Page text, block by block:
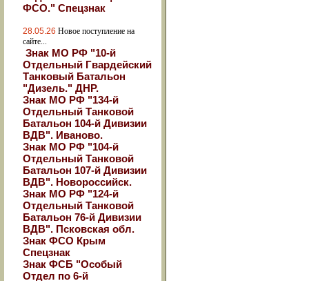
ФСО." Спецзнак
28.05.26 Новое поступление на
сайте...
Знак МО РФ "10-й
Отдельный Гвардейский
Танковый Батальон
"Дизель." ДНР.
Знак МО РФ "134-й
Отдельный Танковой
Батальон 104-й Дивизии
ВДВ". Иваново.
Знак МО РФ "104-й
Отдельный Танковой
Батальон 107-й Дивизии
ВДВ". Новороссийск.
Знак МО РФ "124-й
Отдельный Танковой
Батальон 76-й Дивизии
ВДВ". Псковская обл.
Знак ФСО Крым
Спецзнак
Знак ФСБ "Особый
Отдел по 6-й